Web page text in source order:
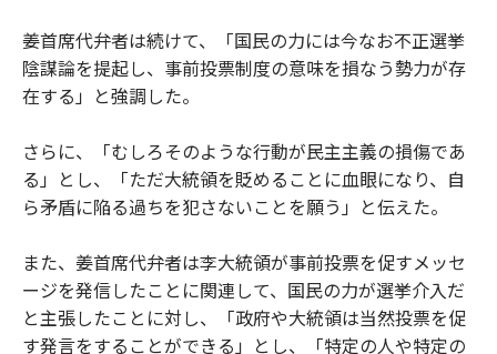
姜首席代弁者は続けて、「国民の力には今なお不正選挙
陰謀論を提起し、事前投票制度の意味を損なう勢力が存
在する」と強調した。
さらに、「むしろそのような行動が民主主義の損傷であ
る」とし、「ただ大統領を貶めることに血眼になり、自
ら矛盾に陥る過ちを犯さないことを願う」と伝えた。
また、姜首席代弁者は李大統領が事前投票を促すメッセ
ージを発信したことに関連して、国民の力が選挙介入だ
と主張したことに対し、「政府や大統領は当然投票を促
す発言をすることができる」とし、「特定の人や特定の